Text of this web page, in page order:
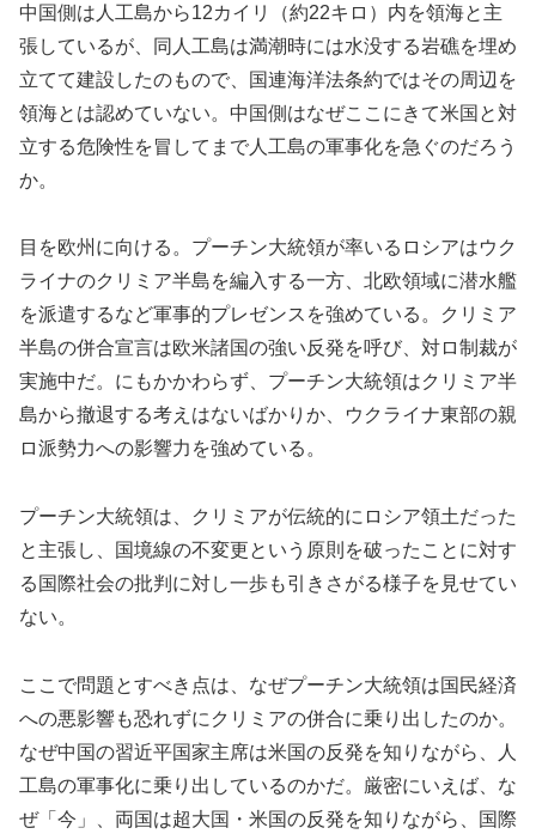
中国側は人工島から12カイリ（約22キロ）内を領海と主
張しているが、同人工島は満潮時には水没する岩礁を埋め
立てて建設したのもので、国連海洋法条約ではその周辺を
領海とは認めていない。中国側はなぜここにきて米国と対
立する危険性を冒してまで人工島の軍事化を急ぐのだろう
か。
目を欧州に向ける。プーチン大統領が率いるロシアはウク
ライナのクリミア半島を編入する一方、北欧領域に潜水艦
を派遣するなど軍事的プレゼンスを強めている。クリミア
半島の併合宣言は欧米諸国の強い反発を呼び、対ロ制裁が
実施中だ。にもかかわらず、プーチン大統領はクリミア半
島から撤退する考えはないばかりか、ウクライナ東部の親
ロ派勢力への影響力を強めている。
プーチン大統領は、クリミアが伝統的にロシア領土だった
と主張し、国境線の不変更という原則を破ったことに対す
る国際社会の批判に対し一歩も引きさがる様子を見せてい
ない。
ここで問題とすべき点は、なぜプーチン大統領は国民経済
への悪影響も恐れずにクリミアの併合に乗り出したのか。
なぜ中国の習近平国家主席は米国の反発を知りながら、人
工島の軍事化に乗り出しているのかだ。厳密にいえば、な
ぜ「今」、両国は超大国・米国の反発を知りながら、国際